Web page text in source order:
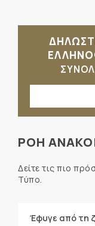
ΡΟΗ
Δείτε τις πιο
Τύπο.
Έφυγε από τη